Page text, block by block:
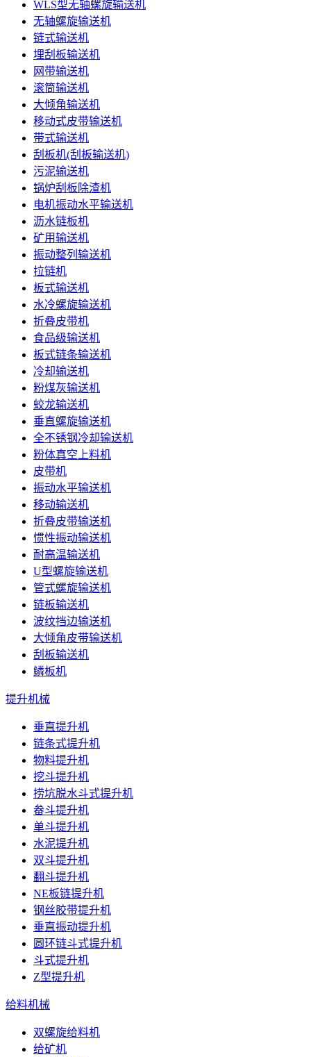
WLS型无轴螺旋输送机
无轴螺旋输送机
链式输送机
埋刮板输送机
网带输送机
滚筒输送机
大倾角输送机
移动式皮带输送机
带式输送机
刮板机(刮板输送机)
污泥输送机
锅炉刮板除渣机
电机振动水平输送机
沥水链板机
矿用输送机
振动整列输送机
拉链机
板式输送机
水冷螺旋输送机
折叠皮带机
食品级输送机
板式链条输送机
冷却输送机
粉煤灰输送机
蛟龙输送机
垂直螺旋输送机
全不锈钢冷却输送机
粉体真空上料机
皮带机
振动水平输送机
移动输送机
折叠皮带输送机
惯性振动输送机
耐高温输送机
U型螺旋输送机
管式螺旋输送机
链板输送机
波纹挡边输送机
大倾角皮带输送机
刮板输送机
鳞板机
提升机械
垂直提升机
链条式提升机
物料提升机
挖斗提升机
捞坑脱水斗式提升机
畚斗提升机
单斗提升机
水泥提升机
双斗提升机
翻斗提升机
NE板链提升机
钢丝胶带提升机
垂直振动提升机
圆环链斗式提升机
斗式提升机
Z型提升机
给料机械
双螺旋给料机
给矿机